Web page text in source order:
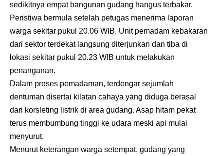
sedikitnya empat bangunan gudang hangus terbakar.
Peristiwa bermula setelah petugas menerima laporan
warga sekitar pukul 20.06 WIB. Unit pemadam kebakaran
dari sektor terdekat langsung diterjunkan dan tiba di
lokasi sekitar pukul 20.23 WIB untuk melakukan
penanganan.
Dalam proses pemadaman, terdengar sejumlah
dentuman disertai kilatan cahaya yang diduga berasal
dari korsleting listrik di area gudang. Asap hitam pekat
terus membumbung tinggi ke udara meski api mulai
menyurut.
Menurut keterangan warga setempat, gudang yang